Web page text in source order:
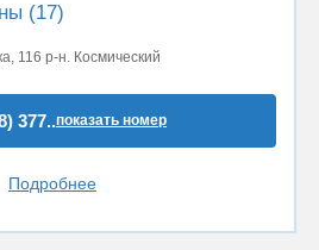
(17)
116 р-н. Космический
377..показать номер
Подробнее